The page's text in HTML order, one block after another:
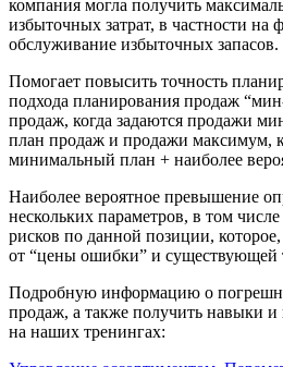
компания могла получить
избыточных затрат, в частности на
обслуживание избыточных запасов.
Помогает повысить точность
подхода планирования продаж
продаж, когда задаются продажи
план продаж и продажи максимум,
минимальный план + наиболее
Наиболее вероятное превышение
нескольких параметров, в том
рисков по данной позиции,
от “цены ошибки” и существующей
Подробную информацию о
продаж, а также получить навыки и
на наших тренингах: